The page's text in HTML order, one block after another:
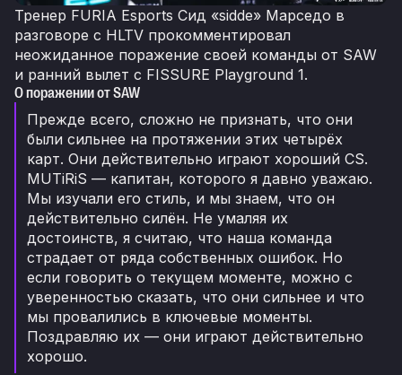
Тренер FURIA Esports Сид «sidde» Марседо в
разговоре с HLTV прокомментировал
неожиданное поражение своей команды от SAW
и ранний вылет с FISSURE Playground 1.
О поражении от SAW
Прежде всего, сложно не признать, что они
были сильнее на протяжении этих четырёх
карт. Они действительно играют хороший CS.
MUTiRiS — капитан, которого я давно уважаю.
Мы изучали его стиль, и мы знаем, что он
действительно силён. Не умаляя их
достоинств, я считаю, что наша команда
страдает от ряда собственных ошибок. Но
если говорить о текущем моменте, можно с
уверенностью сказать, что они сильнее и что
мы провалились в ключевые моменты.
Поздравляю их — они играют действительно
хорошо.